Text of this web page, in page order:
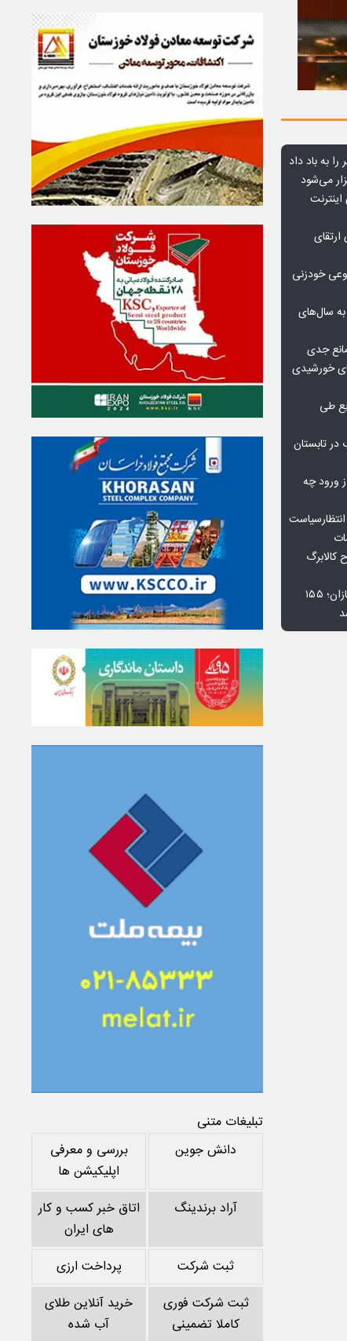
را به باد داد
می‌شود
ضریب ۲.۷ برای اینترنت
ارتقای
خودزنی
سال‌های
جدی
خورشیدی
طی
تابستان
ورود چه
افت ۳۴ درصدی فروش خودروسازان؛ ۱۵۵
تبلیغات متنی
دانش جوین
بررسی و معرفی
اپلیکیشن ها
آراد برندینگ
اتاق خبر کسب و کار
های ایران
ثبت شرکت
پرداخت ارزی
ثبت شرکت فوری
کاملا تضمینی
خرید آنلاین طلای
آب شده